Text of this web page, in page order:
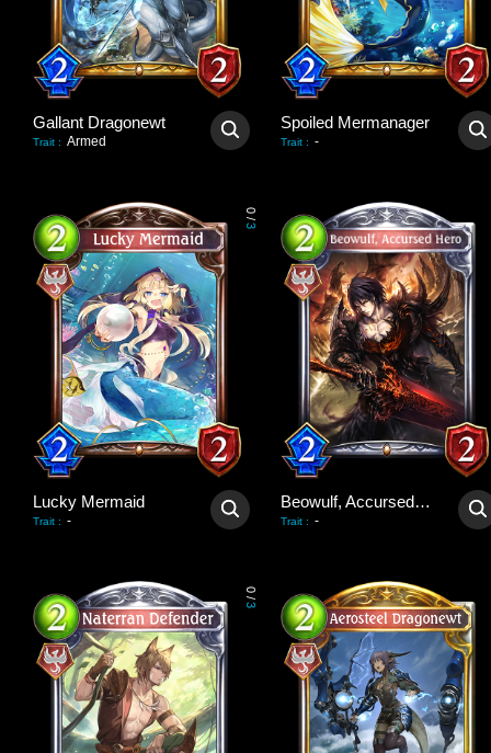
Gallant Dragonewt
Trait : Armed
Spoiled Mermanager
Trait : -
0
/
3
Lucky Mermaid
Trait : -
Beowulf, Accursed Hero
Trait : -
0
/
3